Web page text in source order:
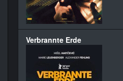
Verbrannte Erde